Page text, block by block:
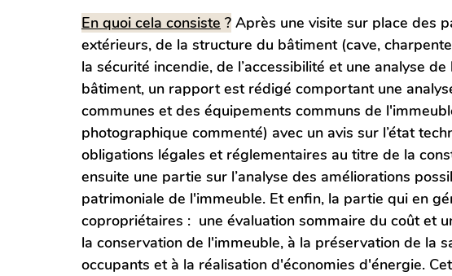
En quoi cela consiste ? Après une visite sur place des
extérieurs, de la structure du bâtiment (cave,
la sécurité incendie, de l’accessibilité et une analyse
bâtiment, un rapport est rédigé comportant une
communes et des équipements communs de
photographique commenté) avec un avis sur l’état
obligations légales et réglementaires au titre de la
ensuite une partie sur l’analyse des améliorations
patrimoniale de l'immeuble. Et enfin, la partie qui en
copropriétaires :  une évaluation sommaire du coût et
la conservation de l'immeuble, à la préservation de la
occupants et à la réalisation d'économies d'énergie.